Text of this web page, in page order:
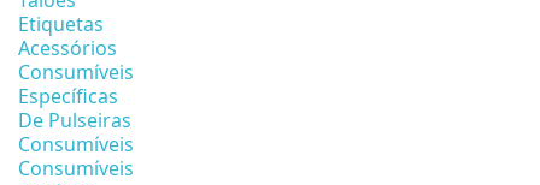
Etiquetas
Acessórios
Consumíveis
Específicas
De Pulseiras
Consumíveis
Consumíveis